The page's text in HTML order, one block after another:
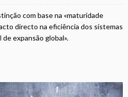
com base na «maturidade
directo na eficiência dos sistemas
expansão global».